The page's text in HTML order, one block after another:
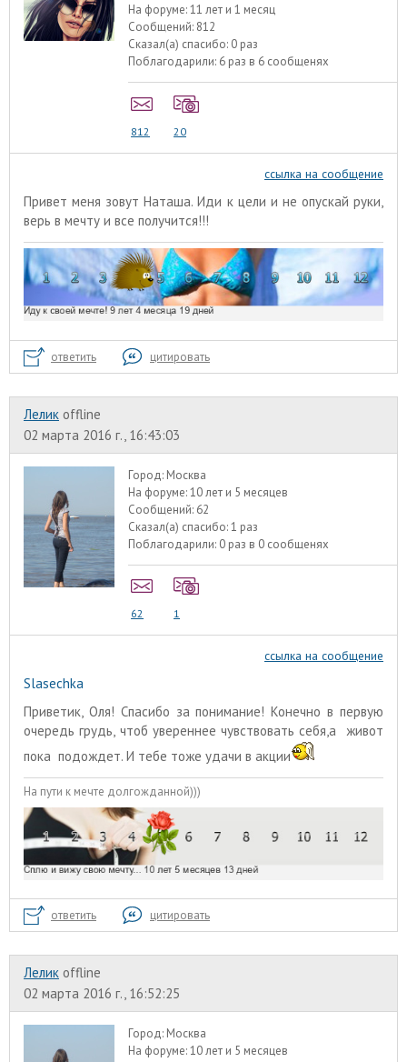
На форуме:11 лет и 1 месяц
Сообщений: 812
Сказал(а) спасибо: 0 раз
Поблагодарили: 6 раз в 6 сообщенях
812 20
ссылка на сообщение
Привет меня зовут Наташа. Иди к цели и не опускай руки,
верь в мечту и все получится!!!
ответить цитировать
Лелик offline
02 марта 2016 г., 16:43:03
Город: Москва
На форуме:10 лет и 5 месяцев
Сообщений: 62
Сказал(а) спасибо:1 раз
Поблагодарили: 0 раз в 0 сообщенях
62 1
ссылка на сообщение
Slasechka
Приветик, Оля! Спасибо за понимание! Конечно в первую
очередь грудь, чтоб увереннее чувствовать себя,а живот
пока подождет. И тебе тоже удачи в акции
На пути к мечте долгожданной)))
ответить цитировать
Лелик offline
02 марта 2016 г., 16:52:25
Город: Москва
На форуме:10 лет и 5 месяцев